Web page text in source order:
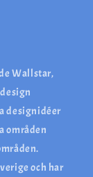
Wallstar,
designidéer
områden
och har